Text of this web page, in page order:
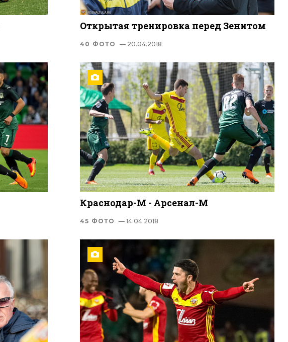
Открытая тренировка перед Зенитом
40 ФОТО — 20.04.2018
Краснодар-М - Арсенал-М
45 ФОТО — 14.04.2018